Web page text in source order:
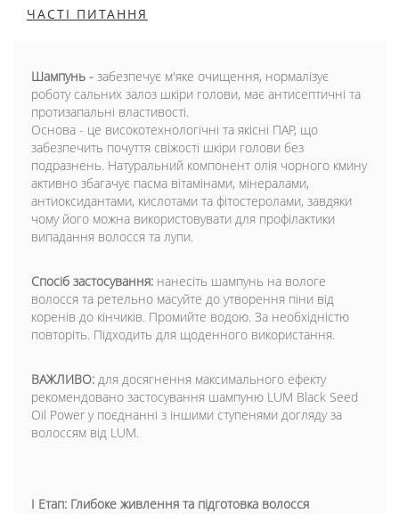
ЧАСТІ ПИТАННЯ
Шампунь - забезпечує м'яке очищення, нормалізує
роботу сальних залоз шкіри голови, має антисептичні та
протизапальні властивості.
Основа - це високотехнологічні та якісні ПАР, що
забезпечить почуття свіжості шкіри голови без
подразнень. Натуральний компонент олія чорного кмину
активно збагачує пасма вітамінами, мінералами,
антиоксидантами, кислотами та фітостеролами, завдяки
чому його можна використовувати для профілактики
випадання волосся та лупи.
Спосіб застосування: нанесіть шампунь на вологе
волосся та ретельно масуйте до утворення піни від
коренів до кінчиків. Промийте водою. За необхідністю
повторіть. Підходить для щоденного використання.
ВАЖЛИВО: для досягнення максимального ефекту
рекомендовано застосування шампуню LUM Black Seed
Oil Power у поєднанні з іншими ступенями догляду за
волоссям від LUM.
I Етап: Глибоке живлення та підготовка волосся